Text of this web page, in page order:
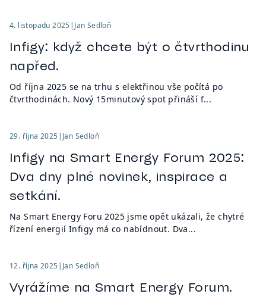
4. listopadu 2025| Jan Sedloň
Infigy: když chcete být o čtvrthodinu
napřed.
Od října 2025 se na trhu s elektřinou vše počítá po
čtvrthodinách. Nový 15minutový spot přináší f...
29. října 2025| Jan Sedloň
Infigy na Smart Energy Forum 2025:
Dva dny plné novinek, inspirace a
setkání.
Na Smart Energy Foru 2025 jsme opět ukázali, že chytré
řízení energií Infigy má co nabídnout. Dva...
12. října 2025| Jan Sedloň
Vyrážíme na Smart Energy Forum.